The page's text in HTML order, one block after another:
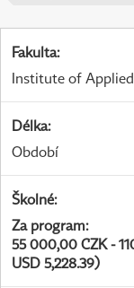
Fakulta:
Institute of
Délka:
Období
Školné:
Za program:
55 000,00 CZK -
USD 5,228.39)